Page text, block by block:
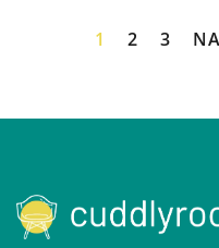
1 2 3